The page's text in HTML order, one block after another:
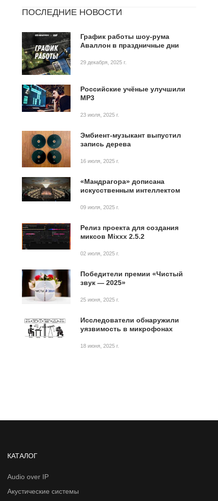
ПОСЛЕДНИЕ НОВОСТИ
График работы шоу-рума
Аваллон в праздничные дни
29 декабря, 2025 г.
Российские учёные улучшили
MP3
23 июля, 2025 г.
Эмбиент-музыкант выпустил
запись дерева
16 июля, 2025 г.
«Мандрагора» дописана
искусственным интеллектом
09 июля, 2025 г.
Релиз проекта для создания
миксов Mixxx 2.5.2
02 июля, 2025 г.
Победители премии «Чистый
звук — 2025»
25 июня, 2025 г.
Исследователи обнаружили
уязвимость в микрофонах
18 июня, 2025 г.
КАТАЛОГ
Audio over IP
Акустические системы